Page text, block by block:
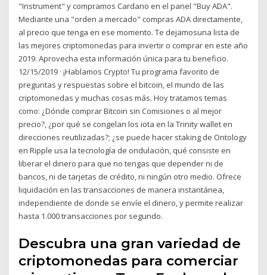
"Instrument" y compramos Cardano en el panel "Buy ADA".
Mediante una "orden a mercado" compras ADA directamente,
al precio que tenga en ese momento. Te dejamosuna lista de
las mejores criptomonedas para invertir o comprar en este año
2019. Aprovecha esta información única para tu beneficio.
12/15/2019 · ¡Hablamos Crypto! Tu programa favorito de
preguntas y respuestas sobre el bitcoin, el mundo de las
criptomonedas y muchas cosas más. Hoy tratamos temas
como: ¿Dónde comprar Bitcoin sin Comisiones o al mejor
precio?, ¿por qué se congelan los iota en la Trinity wallet en
direcciones reutilizadas?; ¿se puede hacer staking de Ontology
en Ripple usa la tecnología de ondulación, qué consiste en
liberar el dinero para que no tengas que depender ni de
bancos, ni de tarjetas de crédito, ni ningún otro medio. Ofrece
liquidación en las transacciones de manera instantánea,
independiente de donde se envíe el dinero, y permite realizar
hasta 1.000 transacciones por segundo.
Descubra una gran variedad de
criptomonedas para comerciar